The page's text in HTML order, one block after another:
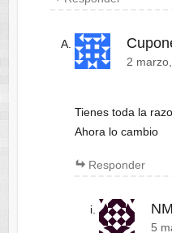
2
Tienes toda la
Ahora lo cambio
Responder
NM
5